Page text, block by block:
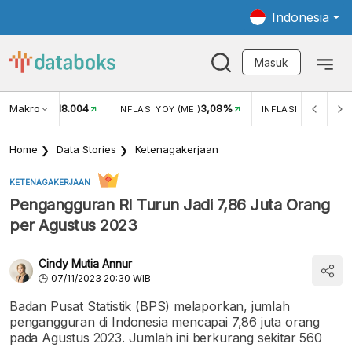
Indonesia
Masuk
Makro
USD/IDR 18.004 INFLASI YOY (MEI)3,08% INFLASI MOM (MEI)
Home Data Stories Ketenagakerjaan
KETENAGAKERJAAN
Pengangguran RI Turun Jadi 7,86 Juta Orang
per Agustus 2023
Cindy Mutia Annur
07/11/2023 20:30 WIB
Badan Pusat Statistik (BPS) melaporkan, jumlah
pengangguran di Indonesia mencapai 7,86 juta orang
pada Agustus 2023. Jumlah ini berkurang sekitar 560